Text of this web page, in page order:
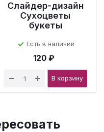
Слайдер-дизайн
Сухоцветы
букеты
Есть в наличии
120 ₽
В корзину